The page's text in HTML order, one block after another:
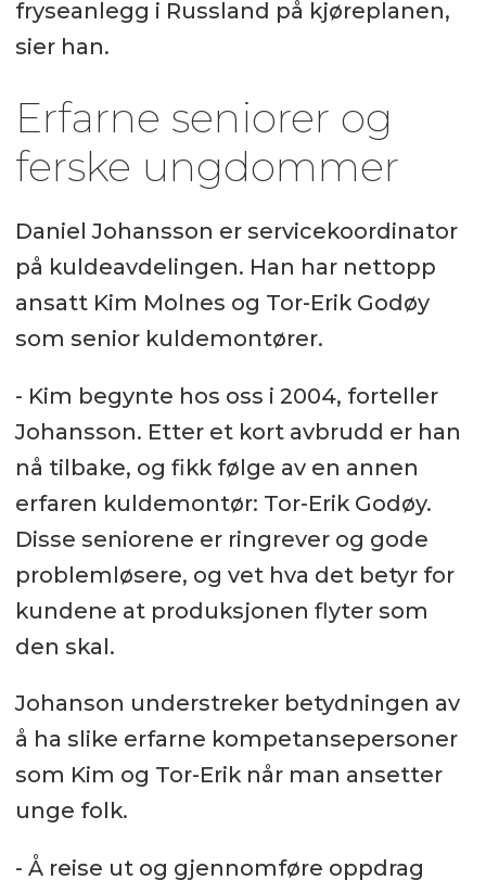
fryseanlegg i Russland på kjøreplanen,
sier han.
Erfarne seniorer og
ferske ungdommer
Daniel Johansson er servicekoordinator
på kuldeavdelingen. Han har nettopp
ansatt Kim Molnes og Tor-Erik Godøy
som senior kuldemontører.
- Kim begynte hos oss i 2004, forteller
Johansson. Etter et kort avbrudd er han
nå tilbake, og fikk følge av en annen
erfaren kuldemontør: Tor-Erik Godøy.
Disse seniorene er ringrever og gode
problemløsere, og vet hva det betyr for
kundene at produksjonen flyter som
den skal.
Johanson understreker betydningen av
å ha slike erfarne kompetansepersoner
som Kim og Tor-Erik når man ansetter
unge folk.
- Å reise ut og gjennomføre oppdrag